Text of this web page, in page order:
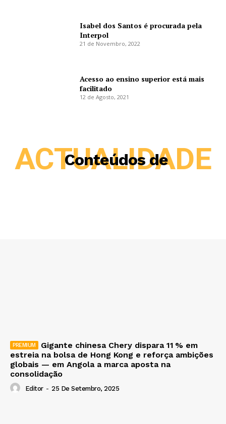
Isabel dos Santos é procurada pela
Interpol
21 de Novembro, 2022
Acesso ao ensino superior está mais
facilitado
12 de Agosto, 2021
Conteúdos de
ACTUALIDADE
Gigante chinesa Chery dispara 11 % em
estreia na bolsa de Hong Kong e reforça ambições
globais — em Angola a marca aposta na
consolidação
Editor - 25 De Setembro, 2025